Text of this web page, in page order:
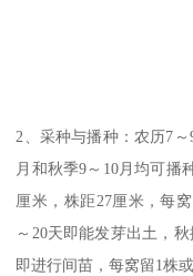
2、采种与播种：农历7
月和秋季9～10月均可播
厘米，株距27厘米，每
～20天即能发芽出土，
即进行间苗，每窝留1株